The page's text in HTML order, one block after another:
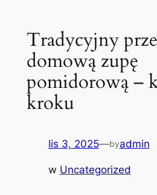
Tradycyjny
domową zupę
pomidorową –
kroku
lis 3, 2025—byadmin
w Uncategorized